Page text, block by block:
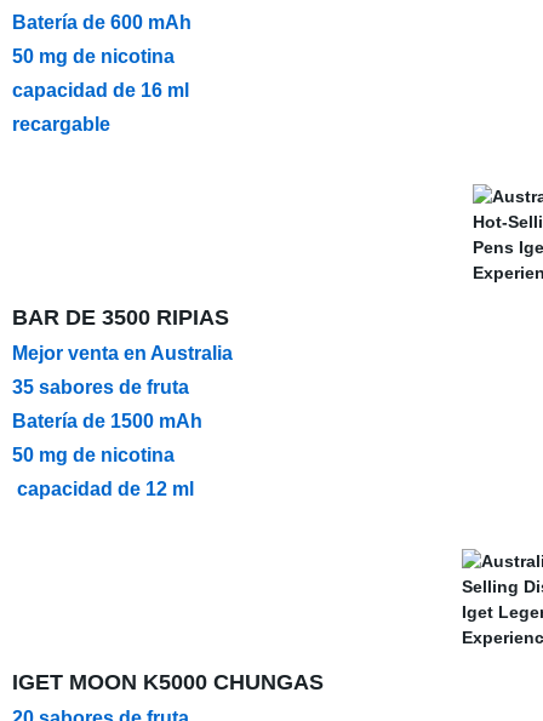
Batería de 600 mAh
50 mg de nicotina
capacidad de 16 ml
recargable
BAR DE 3500 RIPIAS
Mejor venta en Australia
35 sabores de fruta
Batería de 1500 mAh
50 mg de nicotina
capacidad de 12 ml
IGET MOON K5000 CHUNGAS